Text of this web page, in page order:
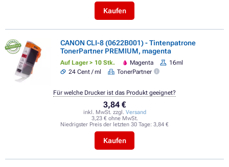
Kaufen
CANON CLI-8 (0622B001) - Tintenpatrone
TonerPartner PREMIUM, magenta
Auf Lager > 10 Stk. Magenta
16ml
24 Cent / ml
TonerPartner
3,84 €
inkl. MwSt. zzgl. Versand
3,23 € ohne MwSt.
Niedrigster Preis der letzten 30 Tage: 3,84 €
Kaufen
Für welche Drucker ist das Produkt geeignet?